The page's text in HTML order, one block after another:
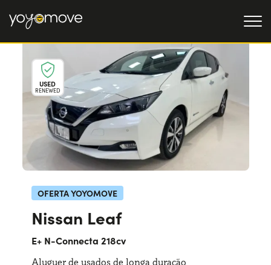
OFERTAS DE RENTING
Particulares
Empresas
OFERTAS DE RENTING
DE CARROS USADOS
QUEM SOMOS
A nossa história
Trabalha connosco
COMO FUNCIONA
POR QUE É CONVENIENTE
ESCOLHA UM PAÍS
USED
RENEWED
OFERTA YOYOMOVE
Nissan Leaf
E+ N-Connecta 218cv
Aluguer de usados de longa duração